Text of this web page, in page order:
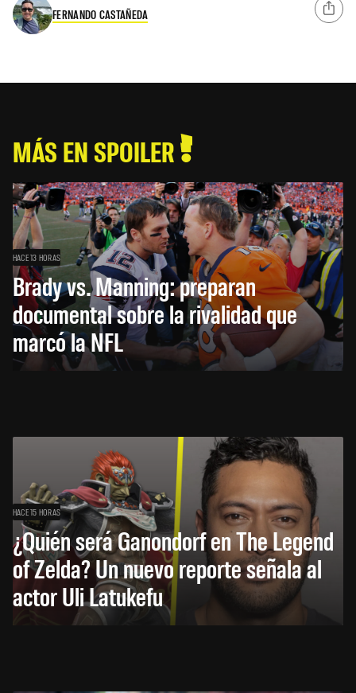
FERNANDO CASTAÑEDA
MÁS EN SPOILER
HACE 13 HORAS
Brady vs. Manning: preparan
documental sobre la rivalidad que
marcó la NFL
HACE 15 HORAS
¿Quién será Ganondorf en The Legend
of Zelda? Un nuevo reporte señala al
actor Uli Latukefu